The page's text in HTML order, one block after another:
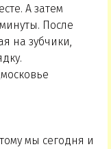
А затем
После
на зубчики,
мы сегодня и